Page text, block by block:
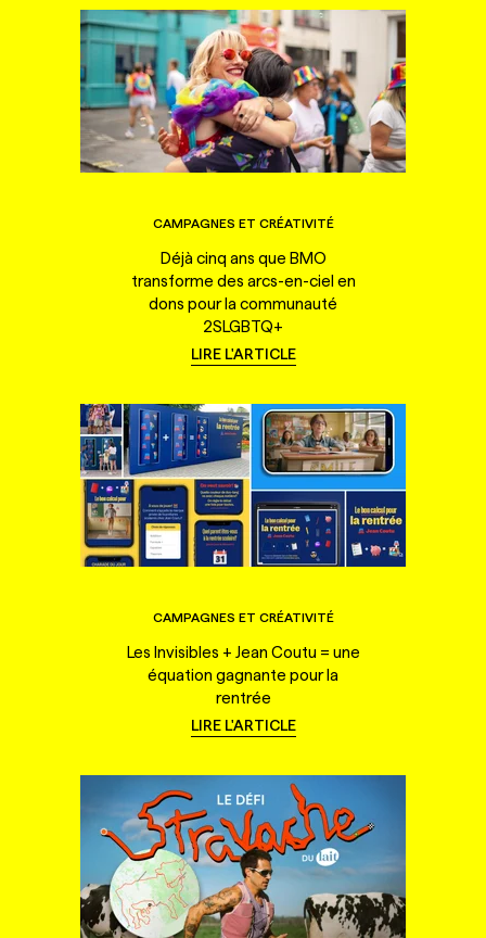
CAMPAGNES ET CRÉATIVITÉ
Déjà cinq ans que BMO
transforme des arcs-en-ciel en
dons pour la communauté
2SLGBTQ+
LIRE L'ARTICLE
CAMPAGNES ET CRÉATIVITÉ
Les Invisibles + Jean Coutu = une
équation gagnante pour la
rentrée
LIRE L'ARTICLE